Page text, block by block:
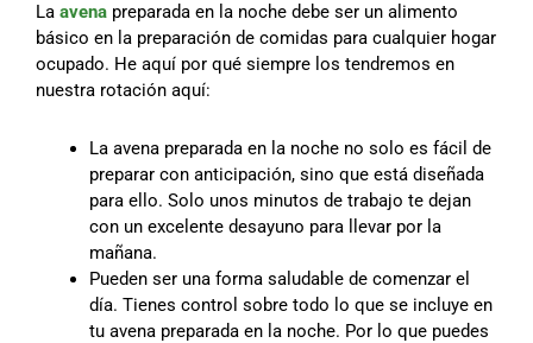
La avena preparada en la noche debe ser un alimento
básico en la preparación de comidas para cualquier hogar
ocupado. He aquí por qué siempre los tendremos en
nuestra rotación aquí:
La avena preparada en la noche no solo es fácil de
preparar con anticipación, sino que está diseñada
para ello. Solo unos minutos de trabajo te dejan
con un excelente desayuno para llevar por la
mañana.
Pueden ser una forma saludable de comenzar el
día. Tienes control sobre todo lo que se incluye en
tu avena preparada en la noche. Por lo que puedes